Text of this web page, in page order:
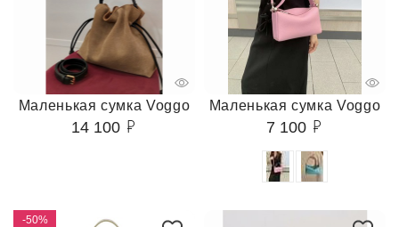
Маленькая сумка Voggo
14 100
Маленькая сумка Voggo
7 100
-50%